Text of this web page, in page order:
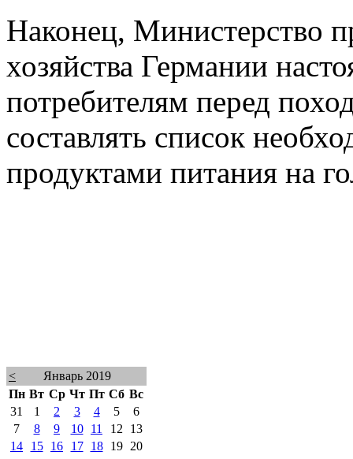
Наконец, Министерство
хозяйства Германии
потребителям перед
составлять список
продуктами питания на
<
Январь 2019
Пн Вт Ср Чт Пт Сб Вс
31
1 2 3 4 5
6
7
8 9 10 11 12
13
14
15 16 17 18 19
20